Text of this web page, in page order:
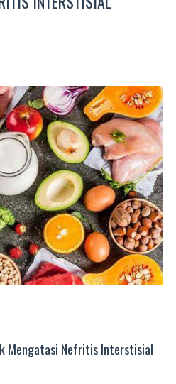
Mengatasi Nefritis Interstisial